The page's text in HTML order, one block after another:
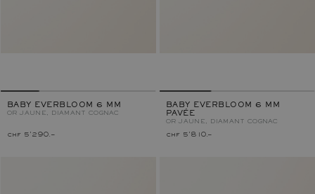
BABY EVERBLOOM 6 MM
OR JAUNE, DIAMANT COGNAC
chf 5'290.–
BABY EVERBLOOM 6 MM
PAVÉE
OR JAUNE, DIAMANT COGNAC
chf 5'810.–